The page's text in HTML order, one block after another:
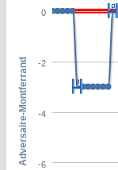
-6
-4
-2
0
Adversaire-Montferrand